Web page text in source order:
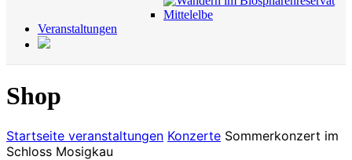
Veranstaltungen
Shop
Startseite veranstaltungen Konzerte Sommerkonzert im
Schloss Mosigkau